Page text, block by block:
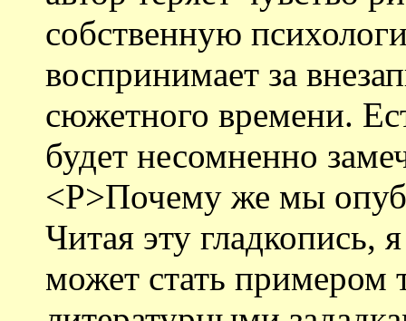
собственную
воспринимает за
сюжетного времени.
будет несомненно
<P>Почему же мы
Читая эту гладкопись,
может стать примером